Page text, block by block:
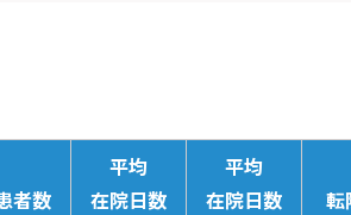
者数
平均
在院日数
平均
在院日数
転